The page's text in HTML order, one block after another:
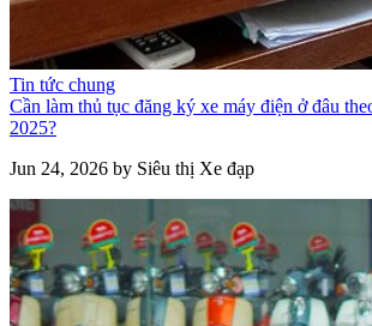
Tin tức chung
Cần làm thủ tục đăng ký xe máy điện ở đâu
2025?
Jun 24, 2026 by Siêu thị Xe đạp